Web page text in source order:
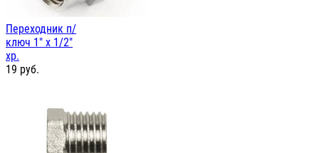
Переходник п/
ключ 1" х 1/2"
хр.
19 руб.